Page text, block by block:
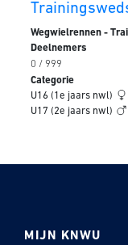
Wegwielrennen -
Deelnemers
0 / 999
Categorie
U16 (1e jaars nwl)
U17 (2e jaars nwl)
MIJN KNWU